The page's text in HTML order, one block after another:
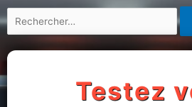
Testez